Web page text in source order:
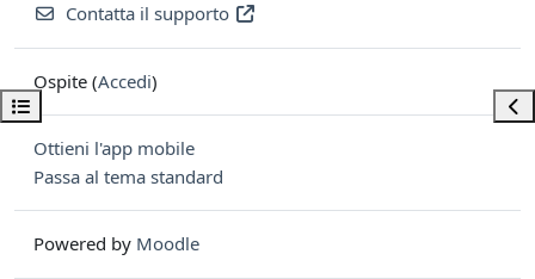
Apri indice del corso
Contatta il supporto
Ospite (Accedi)
Ottieni l'app mobile
Passa al tema standard
Powered by Moodle